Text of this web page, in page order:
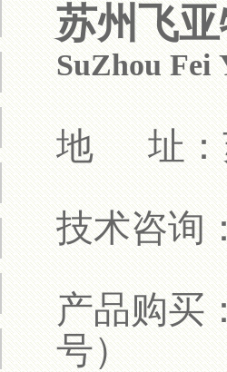
苏州飞
SuZhou Fei
地 址：
技术咨询
产品购买
号）